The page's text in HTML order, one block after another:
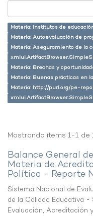
Materia: Institutos de
Materia: Autoevaluación de
Materia: Aseguramiento de la
Materia: Brechas y
Materia: Buenas prácticas en
Materia: http://purl.org/pe-
Mostrando ítems 1-1 de
Balance General
Materia de
Política - Reporte
Sistema Nacional de
de la Calidad Educativa -
Evaluación, Acreditación